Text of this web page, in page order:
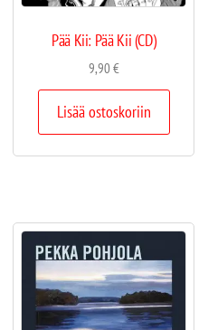
Pää Kii: Pää Kii (CD)
9,90€
Lisää ostoskoriin